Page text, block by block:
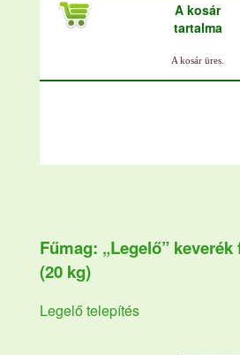
A kosár
tartalma
Fűmag: „Legelő”
(20 kg)
Legelő telepítés